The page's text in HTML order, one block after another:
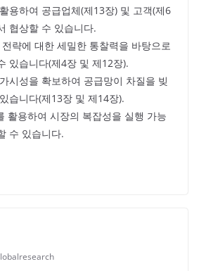
용하여 공급업체(제13장) 및 고객(제6
협상할 수 있습니다.
략에 대한 세밀한 통찰력을 바탕으로
있습니다(제4장 및 제12장).
시성을 확보하여 공급망이 차질을 빚
습니다(제13장 및 제14장).
활용하여 시장의 복잡성을 실행 가능
수 있습니다.